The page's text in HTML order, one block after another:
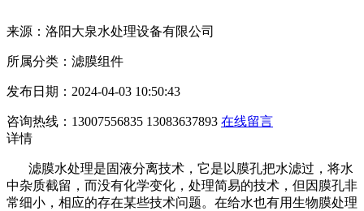
来源：洛阳大泉水处理设备有限公司
所属分类：滤膜组件
发布日期：2024-04-03 10:50:43
咨询热线：13007556835 13083637893 在线留言
详情
滤膜水处理是固液分离技术，它是以膜孔把水滤过，将水
中杂质截留，而没有化学变化，处理简易的技术，但因膜孔非
常细小，相应的存在某些技术问题。在给水也有用生物膜处理